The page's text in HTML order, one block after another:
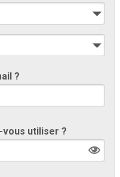
?
vous utiliser ?